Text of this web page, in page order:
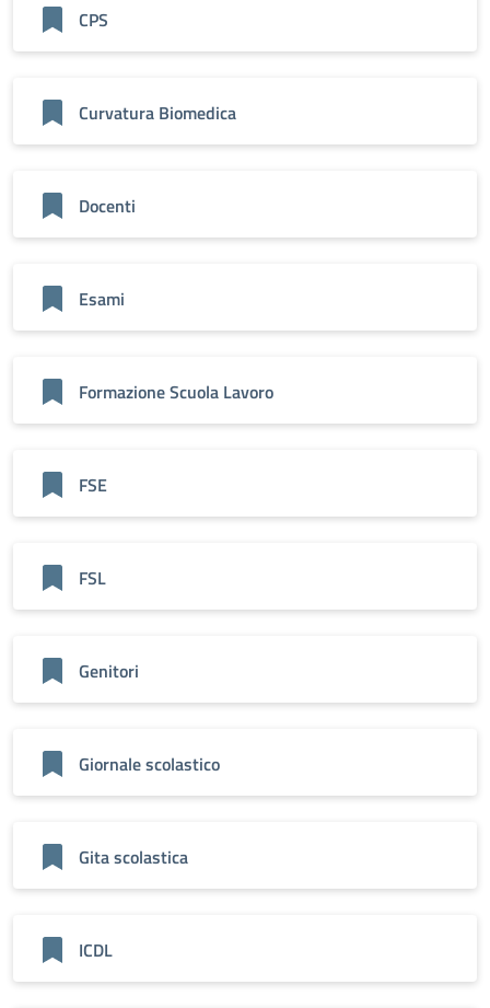
CPS
Curvatura Biomedica
Docenti
Esami
Formazione Scuola Lavoro
FSE
FSL
Genitori
Giornale scolastico
Gita scolastica
ICDL